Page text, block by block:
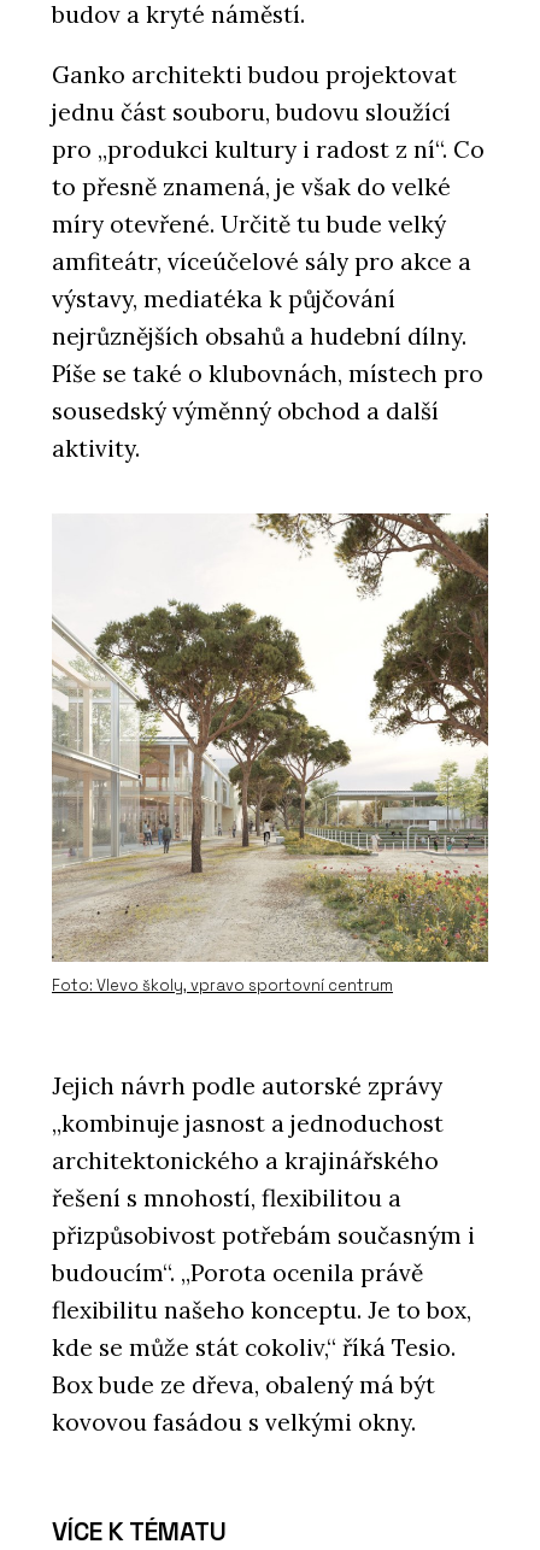
budov a kryté náměstí.
Ganko architekti budou projektovat
jednu část souboru, budovu sloužící
pro „produkci kultury i radost z ní“. Co
to přesně znamená, je však do velké
míry otevřené. Určitě tu bude velký
amfiteátr, víceúčelové sály pro akce a
výstavy, mediatéka k půjčování
nejrůznějších obsahů a hudební dílny.
Píše se také o klubovnách, místech pro
sousedský výměnný obchod a další
aktivity.
Foto: Vlevo školy, vpravo sportovní centrum
Jejich návrh podle autorské zprávy
„kombinuje jasnost a jednoduchost
architektonického a krajinářského
řešení s mnohostí, flexibilitou a
přizpůsobivost potřebám současným i
budoucím“. „Porota ocenila právě
flexibilitu našeho konceptu. Je to box,
kde se může stát cokoliv,“ říká Tesio.
Box bude ze dřeva, obalený má být
kovovou fasádou s velkými okny.
VÍCE K TÉMATU